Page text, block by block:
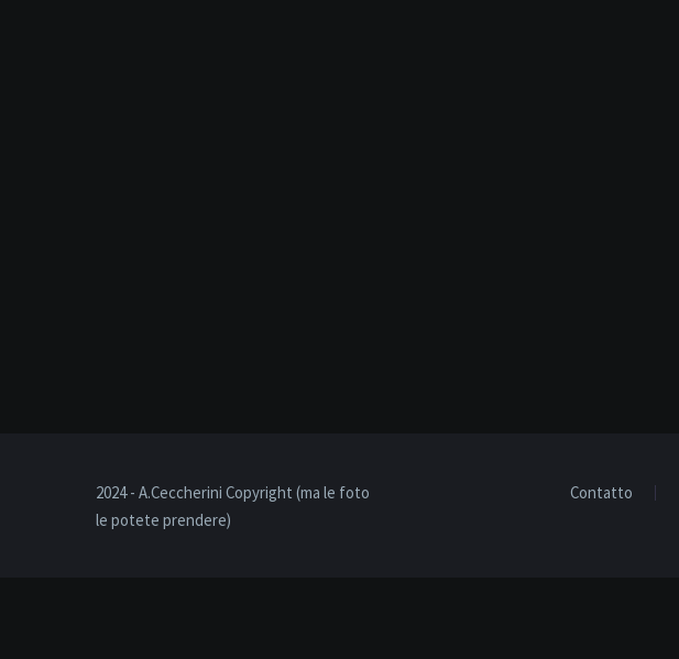
Contatto
2024 - A.Ceccherini Copyright (ma le foto
le potete prendere)